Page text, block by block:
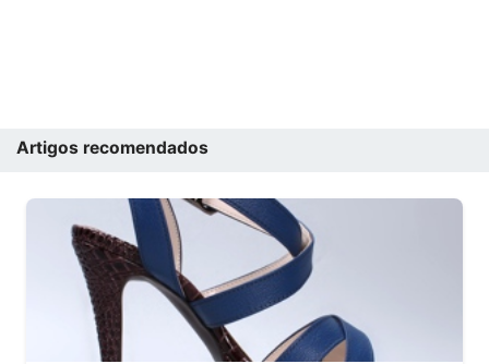
Artigos recomendados